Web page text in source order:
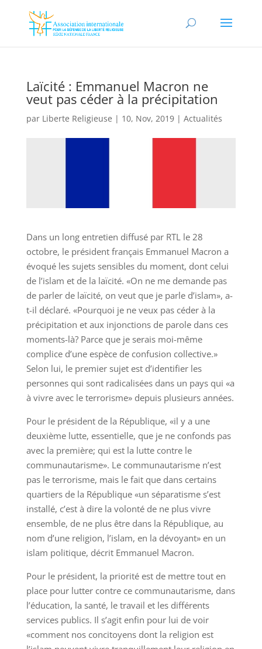
Laïcité : Emmanuel Macron ne
veut pas céder à la précipitation
par Liberte Religieuse | 10, Nov, 2019| Actualités
Dans un long entretien diffusé par RTL le 28
octobre, le président français Emmanuel Macron a
évoqué les sujets sensibles du moment, dont celui
de l’islam et de la laïcité. «On ne me demande pas
de parler de laïcité, on veut que je parle d’islam», a-
t-il déclaré. «Pourquoi je ne veux pas céder à la
précipitation et aux injonctions de parole dans ces
moments-là? Parce que je serais moi-même
complice d’une espèce de confusion collective.»
Selon lui, le premier sujet est d’identifier les
personnes qui sont radicalisées dans un pays qui «a
à vivre avec le terrorisme» depuis plusieurs années.
Pour le président de la République, «il y a une
deuxième lutte, essentielle, que je ne confonds pas
avec la première; qui est la lutte contre le
communautarisme». Le communautarisme n’est
pas le terrorisme, mais le fait que dans certains
quartiers de la République «un séparatisme s’est
installé, c’est à dire la volonté de ne plus vivre
ensemble, de ne plus être dans la République, au
nom d’une religion, l’islam, en la dévoyant» en un
islam politique, décrit Emmanuel Macron.
Pour le président, la priorité est de mettre tout en
place pour lutter contre ce communautarisme, dans
l’éducation, la santé, le travail et les différents
services publics. Il s’agit enfin pour lui de voir
«comment nos concitoyens dont la religion est